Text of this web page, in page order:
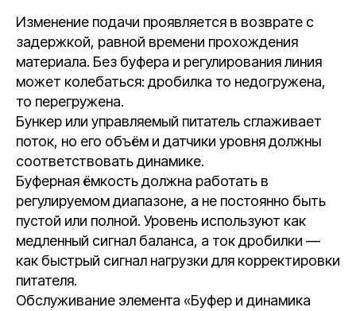
Изменение подачи проявляется в возврате с
задержкой, равной времени прохождения
материала. Без буфера и регулирования линия
может колебаться: дробилка то недогружена,
то перегружена.
Бункер или управляемый питатель сглаживает
поток, но его объём и датчики уровня должны
соответствовать динамике.
Буферная ёмкость должна работать в
регулируемом диапазоне, а не постоянно быть
пустой или полной. Уровень используют как
медленный сигнал баланса, а ток дробилки —
как быстрый сигнал нагрузки для корректировки
питателя.
Обслуживание элемента «Буфер и динамика